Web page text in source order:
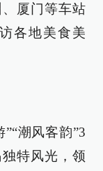
厦门等车站
各地美食美
潮风客韵”3
特风光，领